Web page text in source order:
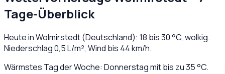
Tage-Überblick
Heute inWolmirstedt(Deutschland): 18 bis30°C, wolkig.
Niederschlag0,5L/m², Wind bis 44km/h.
Wärmstes Tag der Woche: Donnerstag mit bis zu 35 °C.